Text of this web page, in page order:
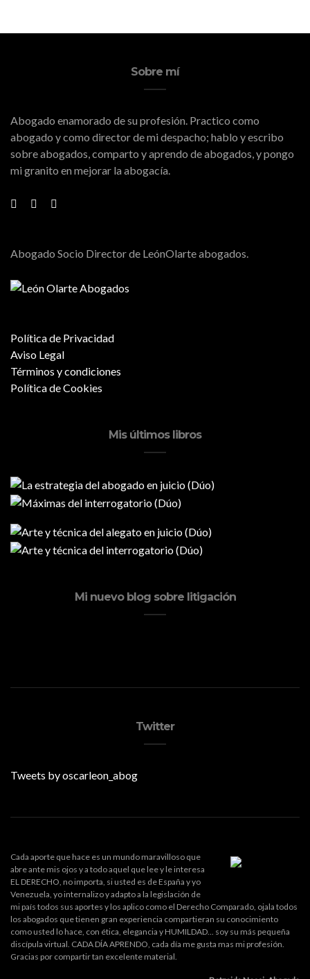
Sobre mí
Abogado enamorado de su profesión. Practico como
abogado y como director de mi despacho; hablo y escribo
sobre abogados, comparto y aprendo de abogados, y pongo
mi granito en mejorar la abogacía.
Abogado Socio Director de LeónOlarte abogados.
Política de Privacidad
Aviso Legal
Términos y condiciones
Política de Cookies
Mis últimos libros
Mi nuevo blog sobre litigación
Twitter
Tweets by oscarleon_abog
Cada aporte que hace es un mundo maravilloso que
abre ante mis ojos y a todo aquel que lee y le interesa
EL DERECHO, no importa, si usted es de España y yo
Venezuela, yo internalizo y adapto a la legislación de
mi país todos sus aportes y los aplico como el Derecho Comparado, ojala todos
los abogados que tienen gran experiencia compartieran su conocimiento
como usted lo hace, con ética, elegancia y HUMILDAD... soy su más pequeña
discípula virtual. CADA DÍA APRENDO, cada día me gusta mas mi profesión.
Gracias por compartir tan excelente material.